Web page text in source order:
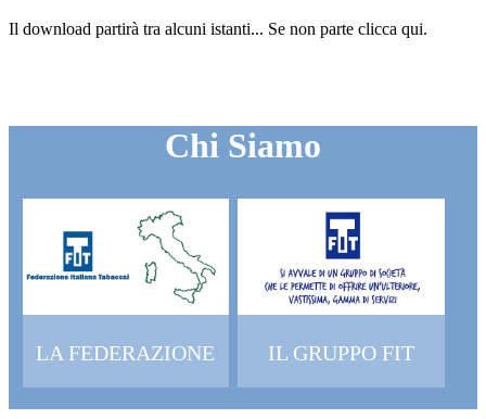
Il download partirà tra alcuni istanti... Se non parte clicca qui.
Chi Siamo
LA FEDERAZIONE IL GRUPPO FIT